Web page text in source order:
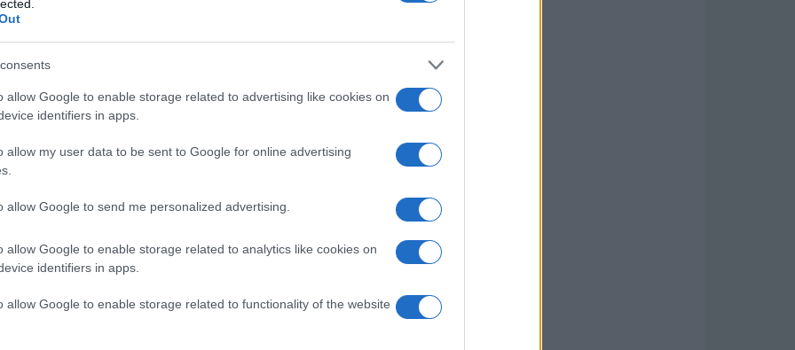
allow Google to enable storage related to advertising like cookies on
identifiers in apps.
allow my user data to be sent to Google for online advertising
allow Google to send me personalized advertising.
allow Google to enable storage related to analytics like cookies on
identifiers in apps.
allow Google to enable storage related to functionality of the website
seguenti si trovano un’architettura
approfondimenti su casi tipici ed eccezioni.
gli SDG
livelli di profondità e di scalare i progetti
ciascuna classe o gruppo seleziona 1–3 SDG
del progetto. Il
risorse esistenti, stakeholder e vincoli. Il
con cicli brevi, mentre ilModulo 5
critica.